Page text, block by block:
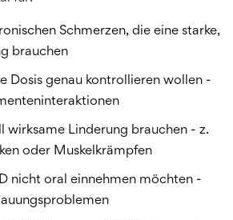
Schmerzen, die eine starke,
brauchen
Dosis genau kontrollieren wollen -
wirksame Linderung brauchen - z.
oder Muskelkrämpfen
nicht oral einnehmen möchten -